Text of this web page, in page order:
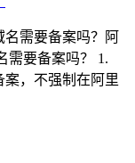
名需要备案吗？阿
需要备案吗？ 1.
案，不强制在阿里